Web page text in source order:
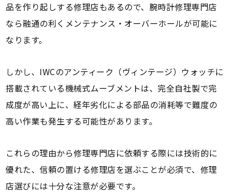
品を作り起しする修理店もあるので、腕時計修理専門店
なら融通の利くメンテナンス・オーバーホールが可能に
なります。
しかし、IWCのアンティーク（ヴィンテージ）ウォッチに
搭載されている機械式ムーブメントは、完全自社製で完
成度が高い上に、経年劣化による部品の消耗等で難度の
高い作業も発生する可能性があります。
これらの理由から修理専門店に依頼する際には技術的に
優れた、信頼の置ける修理店を選ぶことが必須で、修理
店選びには十分な注意が必要です。